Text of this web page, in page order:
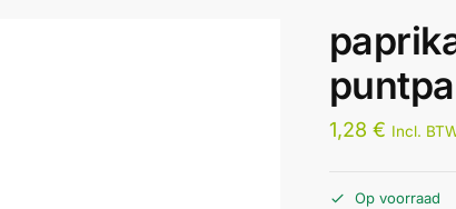
1,28 € Incl.
Op voorraad